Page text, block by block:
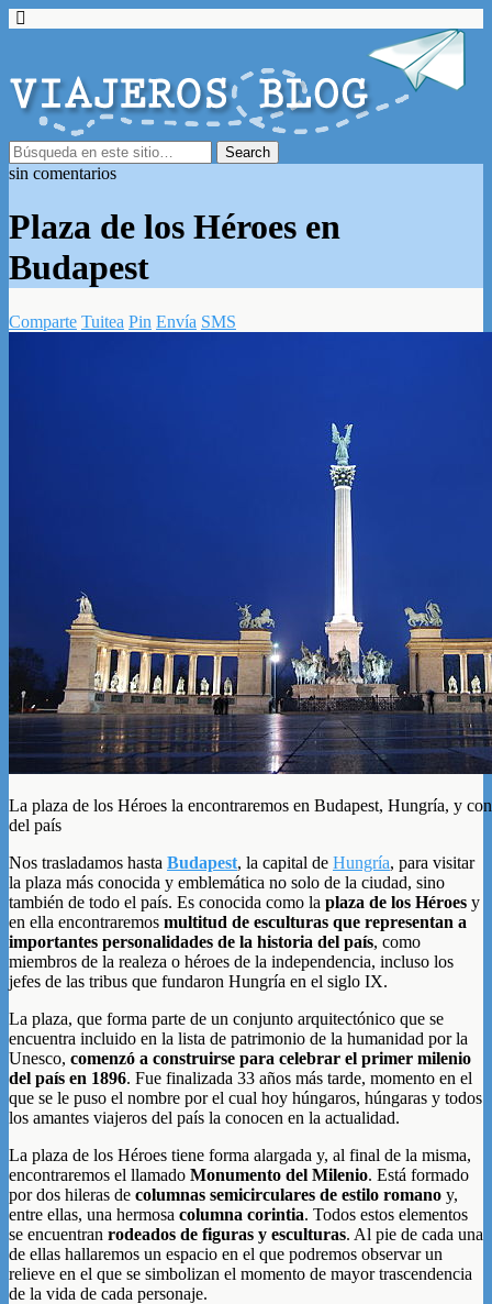
sin comentarios
Plaza de los Héroes en
Budapest
Comparte Tuitea Pin Envía SMS
La plaza de los Héroes la encontraremos en Budapest, Hungría, y
del país
Nos trasladamos hasta Budapest, la capital de Hungría, para visitar
la plaza más conocida y emblemática no solo de la ciudad, sino
también de todo el país. Es conocida como la plaza de los Héroes y
en ella encontraremos multitud de esculturas que representan a
importantes personalidades de la historia del país, como
miembros de la realeza o héroes de la independencia, incluso los
jefes de las tribus que fundaron Hungría en el siglo IX.
La plaza, que forma parte de un conjunto arquitectónico que se
encuentra incluido en la lista de patrimonio de la humanidad por la
Unesco, comenzó a construirse para celebrar el primer milenio
del país en 1896. Fue finalizada 33 años más tarde, momento en el
que se le puso el nombre por el cual hoy húngaros, húngaras y todos
los amantes viajeros del país la conocen en la actualidad.
La plaza de los Héroes tiene forma alargada y, al final de la misma,
encontraremos el llamado Monumento del Milenio. Está formado
por dos hileras de columnas semicirculares de estilo romano y,
entre ellas, una hermosa columna corintia. Todos estos elementos
se encuentran rodeados de figuras y esculturas. Al pie de cada una
de ellas hallaremos un espacio en el que podremos observar un
relieve en el que se simbolizan el momento de mayor trascendencia
de la vida de cada personaje.